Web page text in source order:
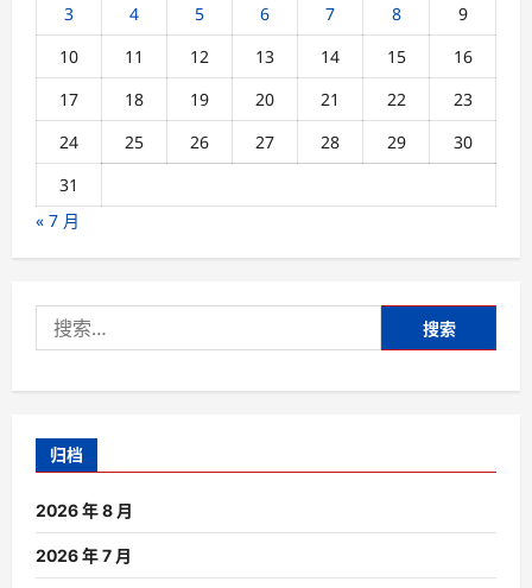
3
4 5 6 7 8
9
10
11 12 13 14 15
16
17
18 19 20 21 22
23
24
25 26 27 28 29
30
31
« 7 月
索：
归档
2026 年 8 月
2026 年 7 月